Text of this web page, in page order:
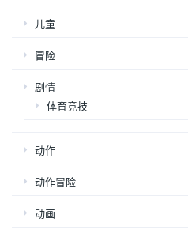
儿童
冒险
剧情
体育竞技
动作
动作冒险
动画